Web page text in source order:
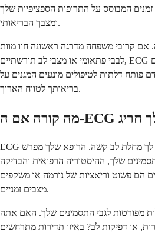
המבוסס על התרופות הספציפיות שלך
ומצבך הבריאותי.
קרובי משפחה מדרגה ראשונה חוו מוות
לבבי פתאומי או מצבי לב תורשתיים, ECG סקירה יכולים לזהות דפוסים
פותח דלתות לטיפולים מונעים המגנים על
בריאותך לטווח הארוך.
ECG חריג לא אומר אוטומטית שיש לך מחלת לב קשה. הרופא שלך מפרש
שלך, ההיסטוריה הרפואית והבדיקה
הם פשוט וריאציות של נורמה או משקפים
מצבים זמניים.
מפורטות לגבי התסמינים שלך. האם אתה
או דפיקות לב? באיזו תדירות מתרחשים